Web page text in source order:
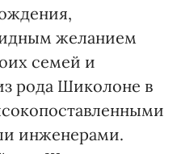
желанием
семей и
рода Шиколоне в
инженерами.